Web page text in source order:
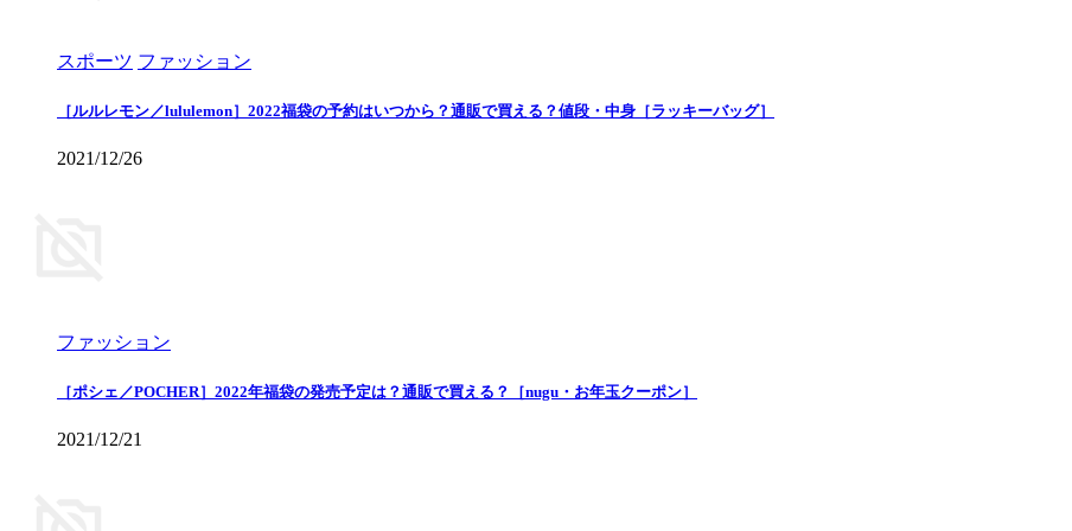
スポーツ ファッション
［ルルレモン／lululemon］2022福袋の予約はいつから？通販で買える？値段・中身［ラッキーバッグ］
2021/12/26
ファッション
［ポシェ／POCHER］2022年福袋の発売予定は？通販で買える？［nugu・お年玉クーポン］
2021/12/21